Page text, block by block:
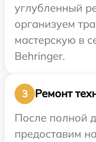
углубленный
организуем
мастерскую в
Behringer.
3
Ремонт
После полной
предоставим